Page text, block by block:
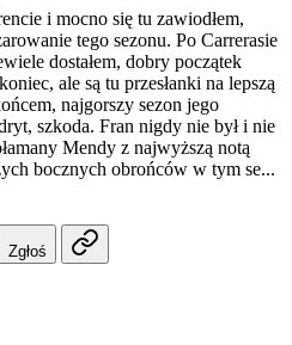
i mocno się tu zawiodłem,
tego sezonu. Po Carrerasie
dostałem, dobry początek
ale są tu przesłanki na lepszą
najgorszy sezon jego
szkoda. Fran nigdy nie był i nie
Mendy z najwyższą notą
bocznych obrońców w tym se...
Zgłoś